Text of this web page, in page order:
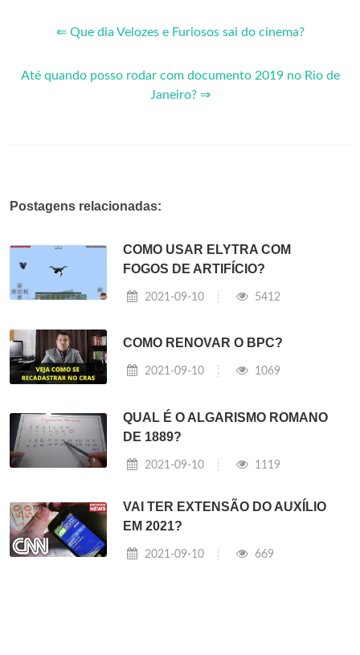
⇐ Que dia Velozes e Furiosos sai do cinema?
Até quando posso rodar com documento 2019 no Rio de
Janeiro? ⇒
Postagens relacionadas:
COMO USAR ELYTRA COM
FOGOS DE ARTIFÍCIO?
2021-09-10 5412
COMO RENOVAR O BPC?
2021-09-10 1069
QUAL É O ALGARISMO ROMANO
DE 1889?
2021-09-10 1119
VAI TER EXTENSÃO DO AUXÍLIO
EM 2021?
2021-09-10 669